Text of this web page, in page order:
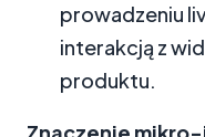
prowadzeniu
interakcją z
produktu.